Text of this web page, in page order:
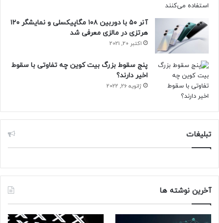
آنر ۵۰ با دوربین ۱۰۸ مگاپیکسلی و نمایشگر ۱۲۰
هرتزی در مالزی معرفی شد
اکتبر 20, 2021
پنج سقوط بزرگ بیت کوین چه تفاوتی با سقوط
اخیر دارند؟
ژانویه 26, 2022
تبلیغات
آخرین نوشته ها